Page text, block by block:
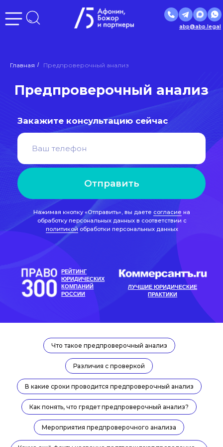
abp@abp.legal
Главная / Предпроверочный анализ
Предпроверочный анализ
Закажите консультацию сейчас
Отправить
Нажимая кнопку «Отправить», вы даете
политикойобработки персональных данных
ЮРИДИЧЕСКИХ
КОМПАНИЙ
РОССИИ
ЛУЧШИЕ ЮРИДИЧЕСКИЕ
ПРАКТИКИ
Что такое предпроверочный анализ
Различия с проверкой
В какие сроки проводится предпроверочный анализ
Как понять, что грядет предпроверочный анализ?
Мероприятия предпроверочного анализа
Рейтинг материала:
Автор Виктория Морина